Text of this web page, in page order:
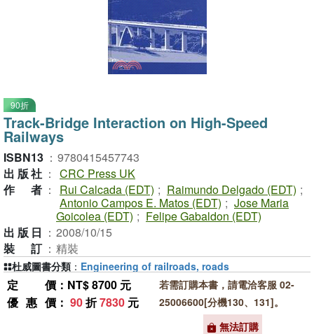
90折
Track-Bridge Interaction on High-Speed
Railways
ISBN13 ： 9780415457743
出版社 ： CRC Press UK
作者 ： Rui Calcada (EDT) ; Raimundo Delgado (EDT) ;
Antonio Campos E. Matos (EDT) ; Jose Maria
Goicolea (EDT) ; Felipe Gabaldon (EDT)
出版日 ： 2008/10/15
裝訂 ： 精裝
定價 ：NT$ 8700 元
優惠價 ： 90折7830 元
若需訂購本書，請電洽客服 02-
25006600[分機130、131]。
無法訂購
杜威圖書分類 ： Engineering of railroads, roads